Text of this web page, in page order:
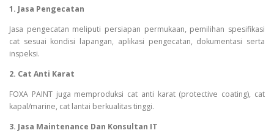
1. Jasa Pengecatan
Jasa pengecatan meliputi persiapan permukaan, pemilihan spesifikasi
cat sesuai kondisi lapangan, aplikasi pengecatan, dokumentasi serta
inspeksi.
2. Cat Anti Karat
FOXA PAINT juga memproduksi cat anti karat (protective coating), cat
kapal/marine, cat lantai berkualitas tinggi.
3. Jasa Maintenance Dan Konsultan IT